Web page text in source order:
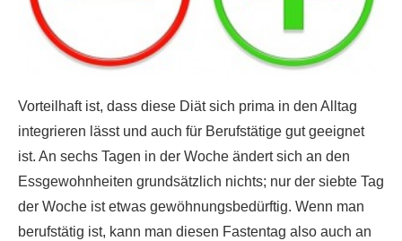
Vorteilhaft ist, dass diese Diät sich prima in den Alltag
integrieren lässt und auch für Berufstätige gut geeignet
ist. An sechs Tagen in der Woche ändert sich an den
Essgewohnheiten grundsätzlich nichts; nur der siebte Tag
der Woche ist etwas gewöhnungsbedürftig. Wenn man
berufstätig ist, kann man diesen Fastentag also auch an